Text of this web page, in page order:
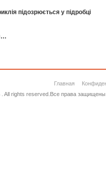
підозрюється у підробці
Главная
. All rights reserved.Все права защищены.